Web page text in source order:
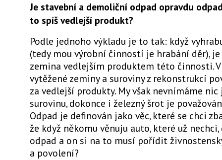
Je stavební a demoliční odpad opravdu
to spíš vedlejší produkt?
Podle jednoho výkladu je to tak: když
(tedy mou výrobní činností je hrabání děr), je
zemina vedlejším produktem této činnosti.
vytěžené zeminy a suroviny z rekonstrukcí
za vedlejší produkty. My však nevnímáme
surovinu, dokonce i železný šrot je
Odpad je definován jako věc, které se chci
že když někomu věnuju auto, které už
odpad a on si na to musí pořídit
a povolení?